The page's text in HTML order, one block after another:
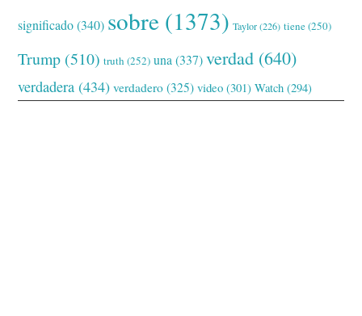
significado(340) sobre (1373) Taylor(226) tiene(250)
Trump (510) truth (252) una (337) verdad (640)
verdadera (434) verdadero (325) video (301) Watch (294)